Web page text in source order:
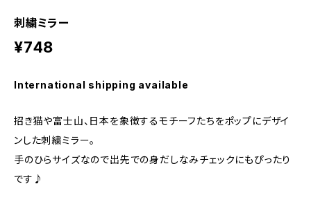
刺繍ミラー
¥748
International shipping available
招き猫や富士山、日本を象徴するモチーフたちをポップにデザイ
ンした刺繍ミラー。
手のひらサイズなので出先での身だしなみチェックにもぴったり
です♪